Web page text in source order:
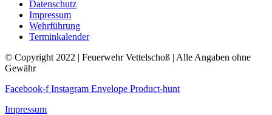
Datenschutz
Impressum
Wehrführung
Terminkalender
© Copyright 2022 | Feuerwehr Vettelschoß | Alle Angaben ohne
Gewähr
Facebook-f Instagram Envelope Product-hunt
Impressum